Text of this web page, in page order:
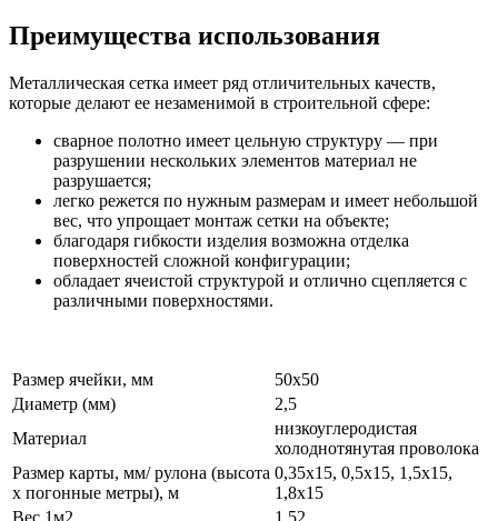
Преимущества использования
Металлическая сетка имеет ряд отличительных качеств,
которые делают ее незаменимой в строительной сфере:
сварное полотно имеет цельную структуру — при
разрушении нескольких элементов материал не
разрушается;
легко режется по нужным размерам и имеет небольшой
вес, что упрощает монтаж сетки на объекте;
благодаря гибкости изделия возможна отделка
поверхностей сложной конфигурации;
обладает ячеистой структурой и отлично сцепляется с
различными поверхностями.
Размер ячейки, мм
50х50
Диаметр (мм)
2,5
Материал
низкоуглеродистая
холоднотянутая проволока
Размер карты, мм/ рулона (высота
х погонные метры), м
0,35х15, 0,5х15, 1,5х15,
1,8х15